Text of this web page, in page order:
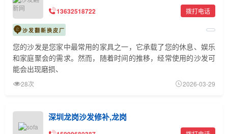
13632518722 拨打电话
沙发翻新换皮厂
您的沙发是您家中最常用的家具之一，它承载了您的休息、娱乐
和家庭聚会的需求。然而，随着时间的推移，经常使用的沙发可
能会出现磨损、
28次 2026-03-29
深圳龙岗沙发修补,龙岗